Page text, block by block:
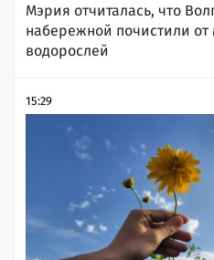
Мэрия отчиталась, что
набережной почистили от
водорослей
15:29